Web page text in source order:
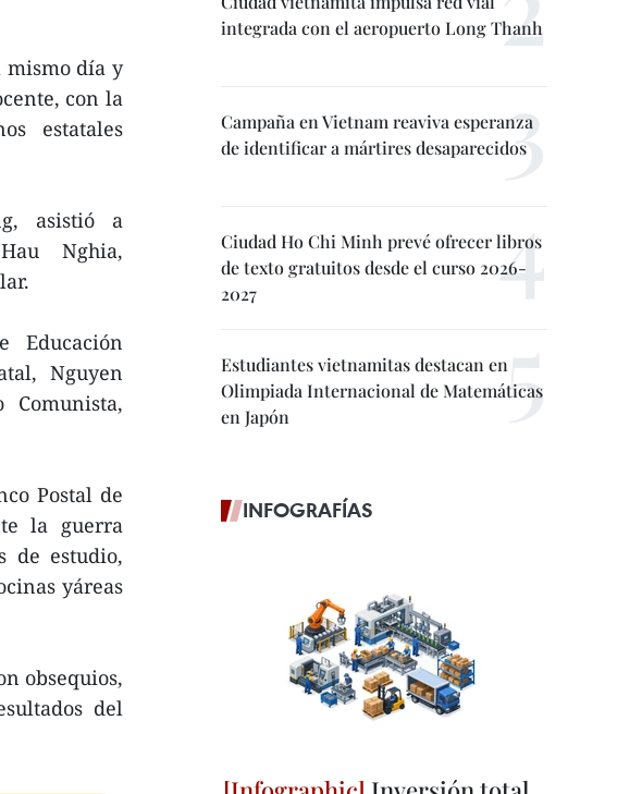
mismo día y
con la
estatales
asistió a
Nghia,
Nguyen
Postal de
la guerra
de estudio,
yáreas
obsequios,
del
integrada con el aeropuerto Long Thanh
Campaña en Vietnam reaviva esperanza
de identificar a mártires desaparecidos
Ciudad Ho Chi Minh prevé ofrecer libros
de texto gratuitos desde el curso 2026-
2027
Estudiantes vietnamitas destacan en
Olimpiada Internacional de Matemáticas
en Japón
INFOGRAFÍAS